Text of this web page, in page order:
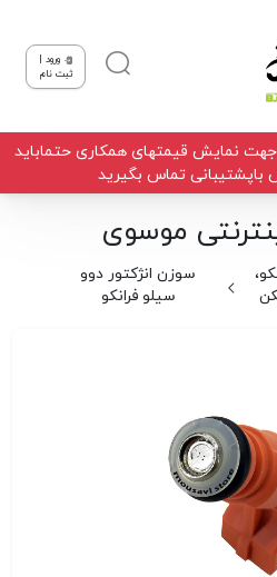
ورود |
ثبت نام
نمایش قیمتهای همکاری حتماباید
تماس بگیرید
موسوی
سوزن انژکتور دوو
سیلو فرانکو